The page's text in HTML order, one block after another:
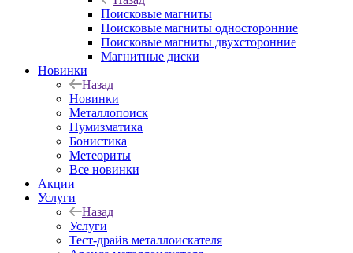
Поисковые магниты
Поисковые магниты односторонние
Поисковые магниты двухсторонние
Магнитные диски
Новинки
Назад
Новинки
Металлопоиск
Нумизматика
Бонистика
Метеориты
Все новинки
Акции
Услуги
Назад
Услуги
Тест-драйв металлоискателя